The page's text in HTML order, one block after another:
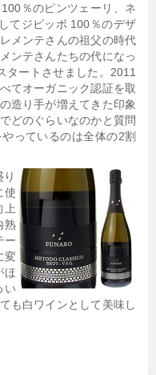
％のピンツェーリ、ネ
てジビッボ 100％のデザ
メンテさんの祖父の時代
ンテさんたちの代になっ
タートさせました。2011
てオーガニック認証を取
造り手が増えてきた印象
どのぐらいなのかと質問
っているのは全体の2割
使
上
熟
ー
変
ほ
い
も白ワインとして美味し